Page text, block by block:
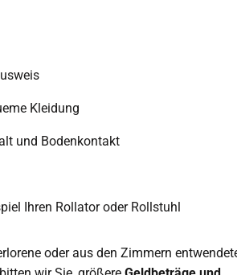
Kleidung
und Bodenkontakt
Ihren Rollator oder Rollstuhl
oder aus den Zimmern